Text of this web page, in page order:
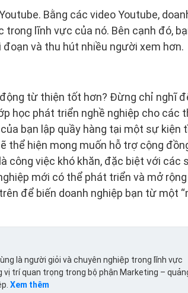
Bằng các video Youtube,
lĩnh vực của nó. Bên cạnh đó,
và thu hút nhiều người xem hơn.
từ thiện tốt hơn? Đừng chỉ nghĩ
học phát triển nghề nghiệp cho các
bạn lập quầy hàng tại một sự kiện
thể hiện mong muốn hỗ trợ cộng
công việc khó khăn, đặc biệt với các
mới có thể phát triển và mở
để biến doanh nghiệp bạn từ một
là người giỏi và chuyên nghiệp trong lĩnh vực
vị trí quan trọng trong bộ phận Marketing –
Xem thêm